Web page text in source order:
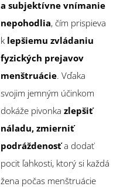
a subjektívne vnímanie
nepohodlia, čím prispieva
k lepšiemu zvládaniu
fyzických prejavov
menštruácie. Vďaka
svojim jemným účinkom
dokáže pivonka zlepšiť
náladu, zmierniť
podráždenosťa dodať
pocit ľahkosti, ktorý si každá
žena počas menštruácie